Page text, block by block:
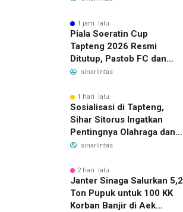
Juta1 jam lalu
Piala Soeratin Cup
Tapteng 2026 Resmi
Ditutup, Pastob FC dan
Sahata FC Barus Raih
sinarlintas
1 hari lalu
Sosialisasi di Tapteng,
Sihar Sitorus Ingatkan
Pentingnya Olahraga dan
Deteksi Dini Penyakit
sinarlintas
2 hari lalu
Janter Sinaga Salurkan 5,2
Ton Pupuk untuk 100 KK
Korban Banjir di Aek